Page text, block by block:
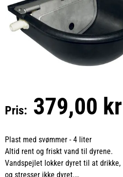
Pris: 379,00 kr
Plast med svømmer - 4 liter
Altid rent og friskt vand til dyrene.
Vandspejlet lokker dyret til at drikke,
og stresser ikke dyret.